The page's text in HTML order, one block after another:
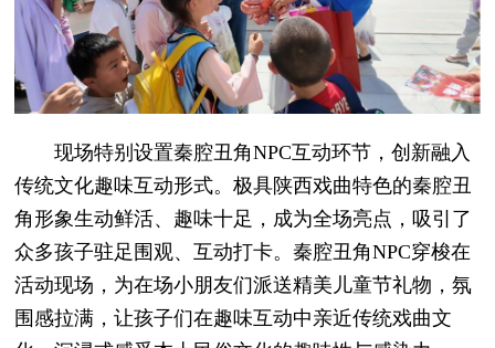
现场特别设置秦腔丑角NPC互动环节，创新融入
传统文化趣味互动形式。极具陕西戏曲特色的秦腔丑
角形象生动鲜活、趣味十足，成为全场亮点，吸引了
众多孩子驻足围观、互动打卡。秦腔丑角NPC穿梭在
活动现场，为在场小朋友们派送精美儿童节礼物，氛
围感拉满，让孩子们在趣味互动中亲近传统戏曲文